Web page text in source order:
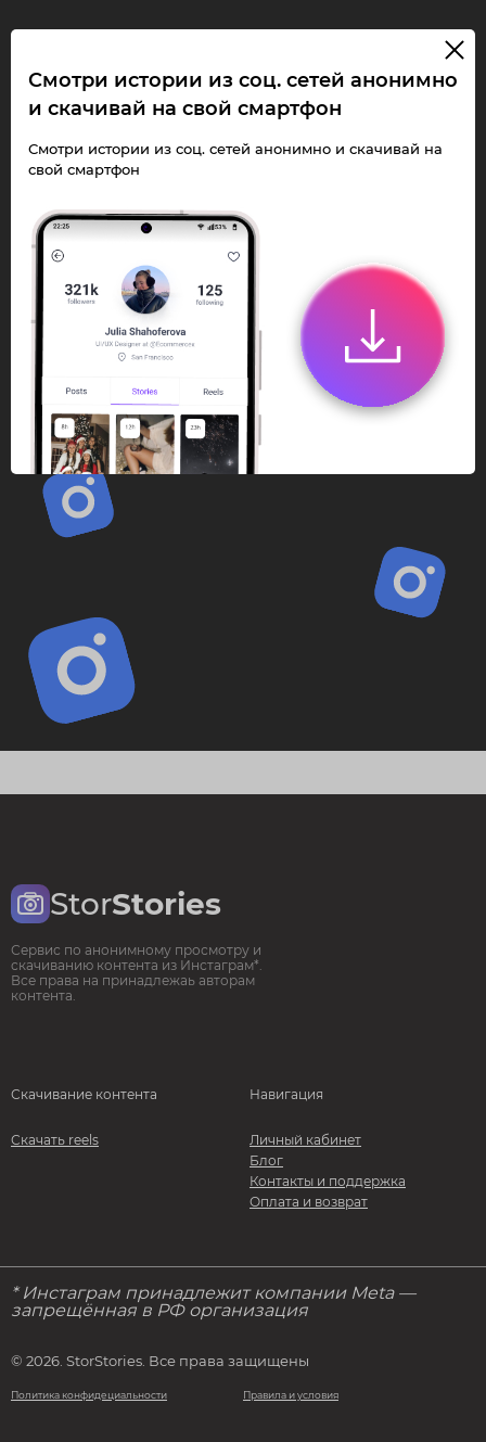
Смотри Stories и
скачивай Reels без
ограничений!
Переходи в ИнстаПай бот - смотри и
Stories
анонимно в чате
или Telegram-приложении.
Быстро, просто и удобно.
Перейти к боту
StorStories
Сервис по анонимному просмотру и
скачиванию контента из Инстаграм*.
Все права на принадлежаь авторам
контента.
Скачивание контента
Скачать reels
Навигация
Личный кабинет
Блог
Контакты и поддержка
Оплата и возврат
* Инстаграм принадлежит компании Meta —
запрещённая в РФ организация
© 2026. StorStories. Все права защищены
Политика конфидециальности Правила и условия
Смотри истории из соц. сетей анонимно
и скачивай на свой смартфон
Смотри истории из соц. сетей анонимно и скачивай на
свой смартфон